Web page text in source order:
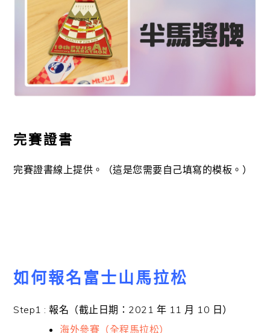
完賽證書
完賽證書線上提供。（這是您需要自己填寫的模板。）
如何報名富士山馬拉松
Step1 :報名（截止日期：2021 年 11 月 10 日）
海外參賽（全程馬拉松）